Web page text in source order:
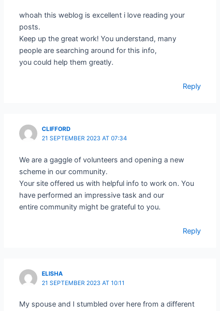
whoah this weblog is excellent i love reading your
posts.
Keep up the great work! You understand, many
people are searching around for this info,
you could help them greatly.
Reply
CLIFFORD
21 SEPTEMBER 2023 AT 07:34
We are a gaggle of volunteers and opening a new
scheme in our community.
Your site offered us with helpful info to work on. You
have performed an impressive task and our
entire community might be grateful to you.
Reply
ELISHA
21 SEPTEMBER 2023 AT 10:11
My spouse and I stumbled over here from a different